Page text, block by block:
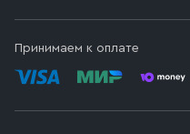
Принимаем к оплате